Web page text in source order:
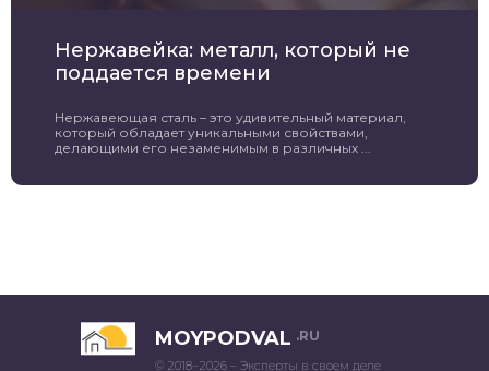
Нержавейка: металл, который не
поддается времени
Нержавеющая сталь – это удивительный материал,
который обладает уникальными свойствами,
делающими его незаменимым в различных ...
MOYPODVAL .RU
© 2018–2026 – Эксперты в своем деле